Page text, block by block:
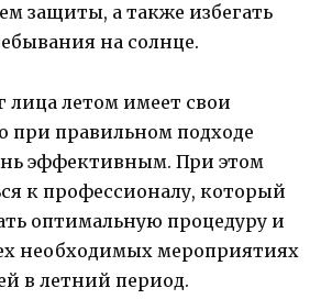
защиты, а также избегать
на солнце.
лица летом имеет свои
при правильном подходе
эффективным. При этом
к профессионалу, который
оптимальную процедуру и
необходимых мероприятиях
в летний период.